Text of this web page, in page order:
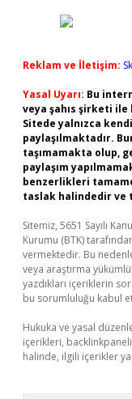
Reklam ve İletişim:
Yasal Uyarı: Bu
veya şahıs şirketi ile
Sitede yalnızca
paylaşılmaktadır.
taşımamakta olup,
paylaşım
benzerlikleri
taslak halindedir ve
Sitemiz, 5651 Sayılı
Kurumu (BTK)
vermektedir. Bu
veya araştırma
yazdıkları içeriklerin
bu sorumluluğu kabul
Hukuka ve yasal
içerikleri,
halinde, ilgili içerikler